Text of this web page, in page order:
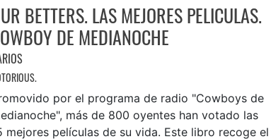
BETTERS. LAS MEJORES PELICULAS.
DE MEDIANOCHE
por el programa de radio "Cowboys de
más de 800 oyentes han votado las
mejores películas de su vida. Este libro recoge el